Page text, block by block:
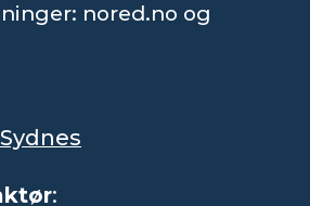
nored.no og
: